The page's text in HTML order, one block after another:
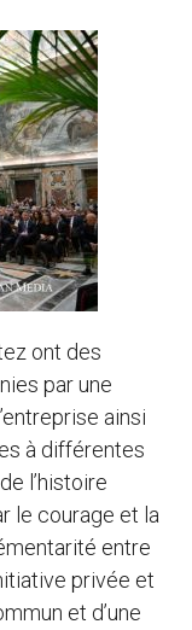
ont des
par une
ainsi
à différentes
l’histoire
le courage et la
entre
privée et
et d’une